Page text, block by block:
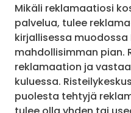
Mikäli reklamaatiosi
palvelua, tulee
kirjallisessa muodossa
mahdollisimman pian.
reklamaation ja
kuluessa.
puolesta tehtyjä